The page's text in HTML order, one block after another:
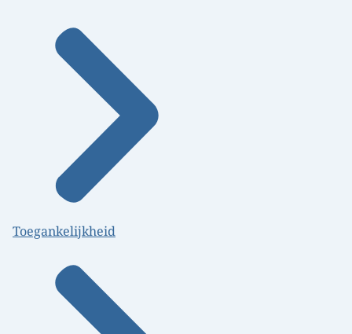
Toegankelijkheid